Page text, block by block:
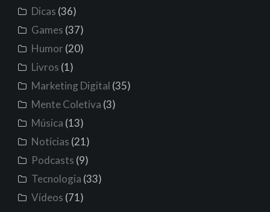
Dicas (36)
Games (37)
Humor (20)
Livros (1)
Marketing Digital (35)
Mente Coletiva (3)
Música (13)
Notícias (21)
Podcasts (9)
Tecnologia (33)
Vídeos (71)